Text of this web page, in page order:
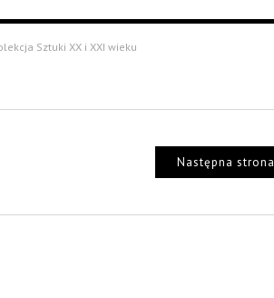
Sztuki XX i XXI wieku
Następna strona